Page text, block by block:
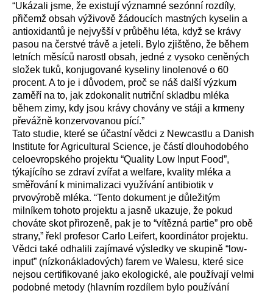
“Ukázali jsme, že existují významné sezónní rozdíly,
přičemž obsah výživově žádoucích mastných kyselin a
antioxidantů je nejvyšší v průběhu léta, když se krávy
pasou na čerstvé trávě a jeteli. Bylo zjištěno, že během
letních měsíců narostl obsah, jedné z vysoko ceněných
složek tuků, konjugované kyseliny linolenové o 60
procent. A to je i důvodem, proč se náš další výzkum
zaměří na to, jak zdokonalit nutriční skladbu mléka
během zimy, kdy jsou krávy chovány ve stáji a krmeny
převážně konzervovanou pící.”
Tato studie, které se účastní vědci z Newcastlu a Danish
Institute for Agricultural Science, je částí dlouhodobého
celoevropského projektu “Quality Low Input Food”,
týkajícího se zdraví zvířat a welfare, kvality mléka a
směřování k minimalizaci využívání antibiotik v
prvovýrobě mléka. “Tento dokument je důležitým
milníkem tohoto projektu a jasně ukazuje, že pokud
chováte skot přirozeně, pak je to “vítězná partie” pro obě
strany,” řekl profesor Carlo Leifert, koordinátor projektu.
Vědci také odhalili zajímavé výsledky ve skupině “low-
input” (nízkonákladových) farem ve Walesu, které sice
nejsou certifikované jako ekologické, ale používají velmi
podobné metody (hlavním rozdílem bylo používání